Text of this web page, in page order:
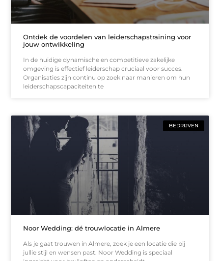
Ontdek de voordelen van leiderschapstraining voor
jouw ontwikkeling
In de huidige dynamische en competitieve zakelijke
omgeving is effectief leiderschap cruciaal voor succes.
Organisaties zijn continu op zoek naar manieren om hun
leiderschapscapaciteiten te
BEDRIJVEN
Noor Wedding: dé trouwlocatie in Almere
Als je gaat trouwen in Almere, zoek je een locatie die bij
jullie stijl en wensen past. Noor Wedding is speciaal